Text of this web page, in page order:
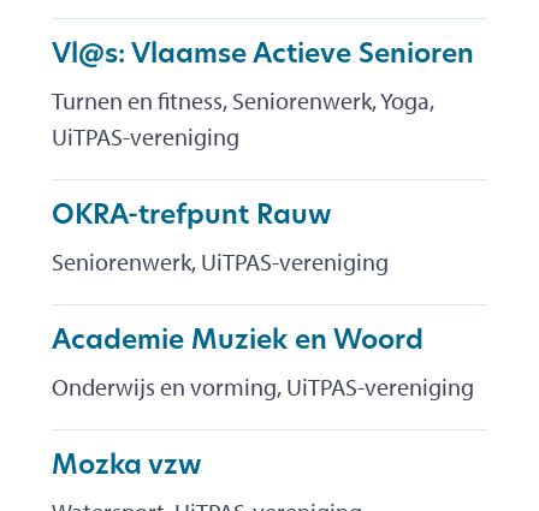
Vl@s: Vlaamse Actieve Senioren
Turnen en fitness, Seniorenwerk, Yoga,
UiTPAS-vereniging
OKRA-trefpunt Rauw
Seniorenwerk, UiTPAS-vereniging
Academie Muziek en Woord
Onderwijs en vorming, UiTPAS-vereniging
Mozka vzw